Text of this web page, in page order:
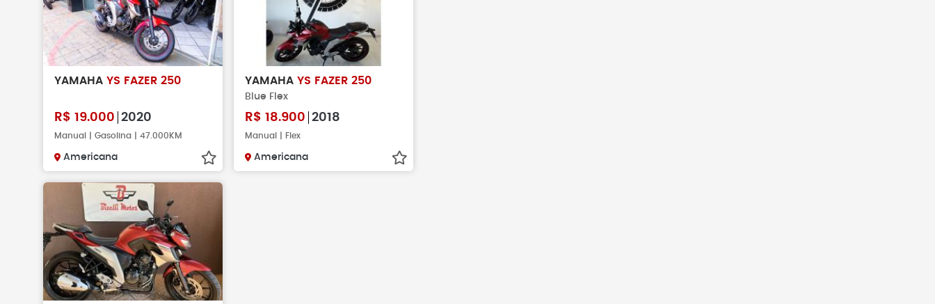
YAMAHA YS FAZER 250
R$ 19.000 2020
Manual | Gasolina | 47.000KM
Americana
YAMAHA YS FAZER 250
Blue Flex
R$ 18.900 2018
Manual | Flex
Americana